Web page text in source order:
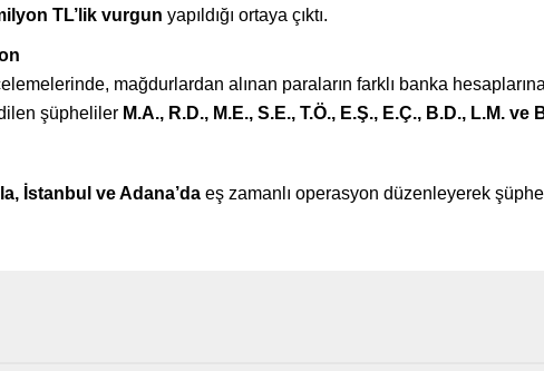
TL’lik vurgun yapıldığı ortaya çıktı.
mağdurlardan alınan paraların farklı banka hesaplarına
şüpheliler M.A., R.D., M.E., S.E., T.Ö., E.Ş., E.Ç., B.D., L.M. ve
İstanbul ve Adana’da eş zamanlı operasyon düzenleyerek